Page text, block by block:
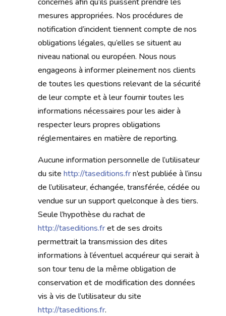
mesures appropriées. Nos procédures de
notification d’incident tiennent compte de nos
obligations légales, qu’elles se situent au
niveau national ou européen. Nous nous
engageons à informer pleinement nos clients
de toutes les questions relevant de la sécurité
de leur compte et à leur fournir toutes les
informations nécessaires pour les aider à
respecter leurs propres obligations
réglementaires en matière de reporting.
Aucune information personnelle de l’utilisateur
du site http://taseditions.frn’est publiée à l’insu
de l’utilisateur, échangée, transférée, cédée ou
vendue sur un support quelconque à des tiers.
Seule l’hypothèse du rachat de
http://taseditions.fret de ses droits
permettrait la transmission des dites
informations à l’éventuel acquéreur qui serait à
son tour tenu de la même obligation de
conservation et de modification des données
vis à vis de l’utilisateur du site
http://taseditions.fr.